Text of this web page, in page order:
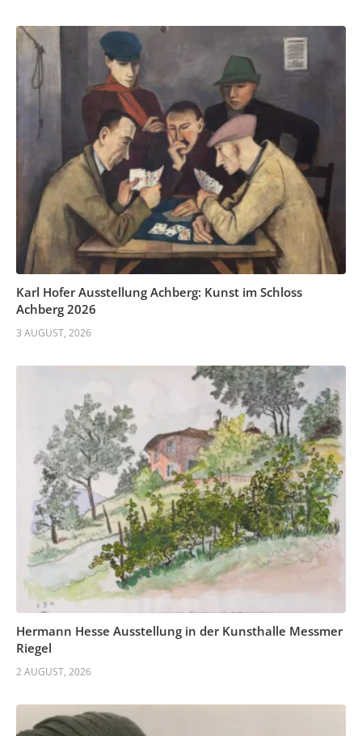
Karl Hofer Ausstellung Achberg: Kunst im Schloss
Achberg 2026
3 AUGUST, 2026
Hermann Hesse Ausstellung in der Kunsthalle Messmer
Riegel
2 AUGUST, 2026